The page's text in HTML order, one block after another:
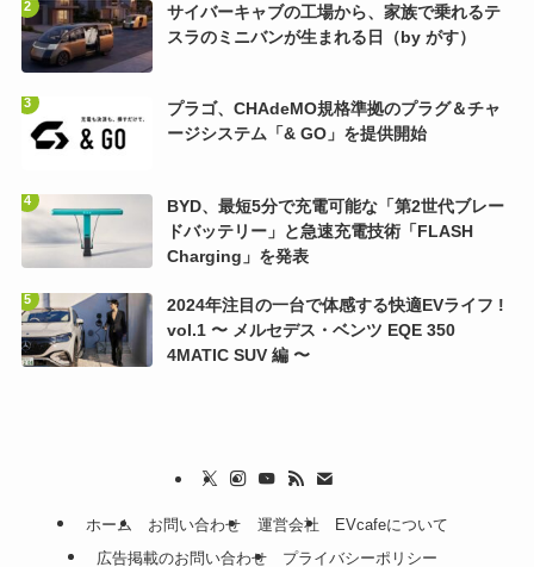
サイバーキャブの工場から、家族で乗れるテ
スラのミニバンが生まれる日（by がす）
プラゴ、CHAdeMO規格準拠のプラグ＆チャ
ージシステム「& GO」を提供開始
BYD、最短5分で充電可能な「第2世代ブレー
ドバッテリー」と急速充電技術「FLASH
Charging」を発表
2024年注目の一台で体感する快適EVライフ !
vol.1 〜 メルセデス・ベンツ EQE 350
4MATIC SUV 編 〜
ホーム お問い合わせ 運営会社
EVcafeについて
広告掲載のお問い合わせ
プライバシーポリシー